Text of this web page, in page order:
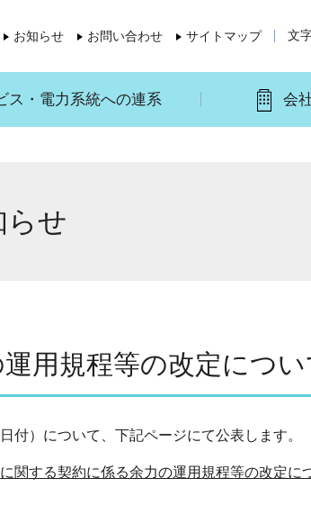
ス・電力系統への連系 会
お知らせ お問い合わせ サイトマップ 文
らせ
用規程等の改定につい
付）について、下記ページにて公表します。
関する契約に係る余力の運用規程等の改定に